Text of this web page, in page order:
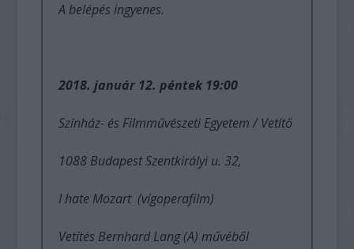
A belépés ingyenes.
2018. január 12. péntek 19:00
Színház- és Filmművészeti Egyetem / Vetítő
1088 Budapest Szentkirályi u. 32,
I hate Mozart (vígoperafilm)
Vetítés Bernhard Lang (A) művéből